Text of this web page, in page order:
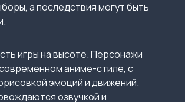
а последствия могут быть
игры на высоте. Персонажи
аниме-стиле, с
эмоций и движений.
озвучкой и